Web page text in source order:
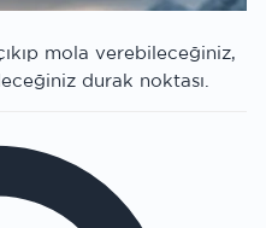
mola verebileceğiniz,
durak noktası.